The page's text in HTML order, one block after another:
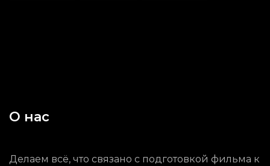
О нас
Делаем всё, что связано с подготовкой фильма к